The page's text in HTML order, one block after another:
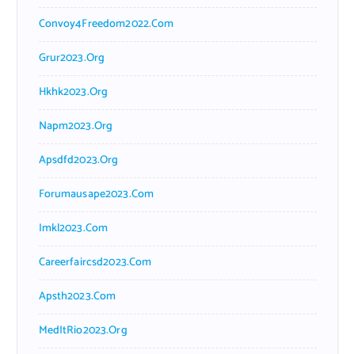
Convoy4Freedom2022.com
Grur2023.org
Hkhk2023.org
Napm2023.org
Apsdfd2023.org
Forumausape2023.com
Imkl2023.com
Careerfaircsd2023.com
Apsth2023.com
MedItRio2023.org